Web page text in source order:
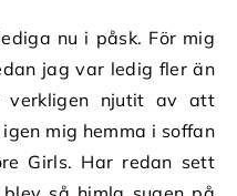
nu i påsk. För mig
jag var ledig fler än
njutit av att
mig hemma i soffan
Girls. Har redan sett